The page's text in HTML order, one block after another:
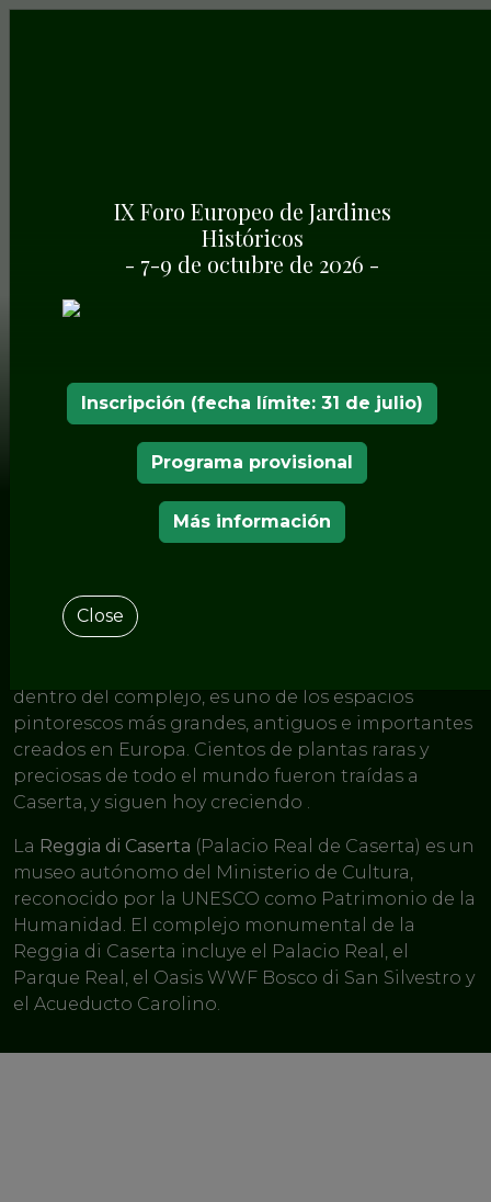
< LOS JARDINES DEL ITINERARIO EUROPEO DE
LOS JARDINES HISTÓRICOS
Reggia Di Caserta
Uno de los últimos grandes jardines europeos,
Reggia di Caserta
dentro del complejo, es uno de los espacios
pintorescos más grandes, antiguos e importantes
creados en Europa. Cientos de plantas raras y
preciosas de todo el mundo fueron traídas a
Caserta, y siguen hoy creciendo .
La Reggia di Caserta (Palacio Real de Caserta) es un
museo autónomo del Ministerio de Cultura,
reconocido por la UNESCO como Patrimonio de la
Humanidad. El complejo monumental de la
Reggia di Caserta incluye el Palacio Real, el
Parque Real, el Oasis WWF Bosco di San Silvestro y
el Acueducto Carolino.
IX Foro Europeo de Jardines
Históricos
- 7-9 de octubre de 2026 -
Inscripción (fecha límite: 31 de julio)
Programa provisional
Más información
Close